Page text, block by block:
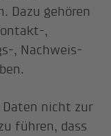
Dazu gehören
,
, Nachweis-
Daten nicht zur
führen, dass